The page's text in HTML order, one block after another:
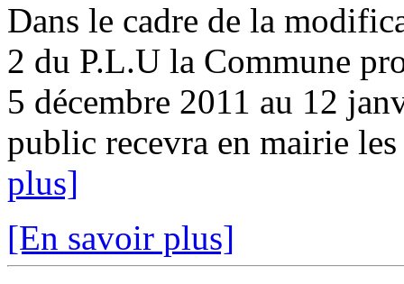
Dans le cadre de la
2 du P.L.U la Commune
5 décembre 2011 au 12
public recevra en mairie
plus]
[En savoir plus]